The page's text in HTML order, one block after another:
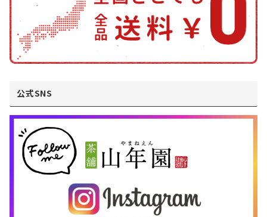
公式SNS